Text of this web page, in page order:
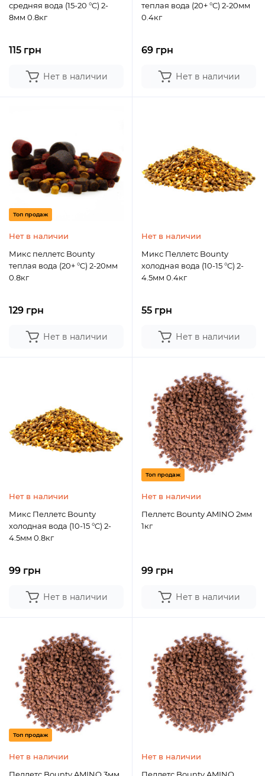
средняя вода (15-20 °C) 2-
8мм 0.8кг
115 грн
Нет в наличии
теплая вода (20+ °C) 2-20мм
0.4кг
69 грн
Нет в наличии
Топ продаж
Нет в наличии
Микс пеллетс Bounty
теплая вода (20+ °C) 2-20мм
0.8кг
129 грн
Нет в наличии
Нет в наличии
Микс Пеллетс Bounty
холодная вода (10-15 °C) 2-
4.5мм 0.4кг
55 грн
Нет в наличии
Нет в наличии
Микс Пеллетс Bounty
холодная вода (10-15 °C) 2-
4.5мм 0.8кг
99 грн
Нет в наличии
Топ продаж
Нет в наличии
Пеллетс Bounty AMINO 2мм
1кг
99 грн
Нет в наличии
Топ продаж
Нет в наличии
Нет в наличии